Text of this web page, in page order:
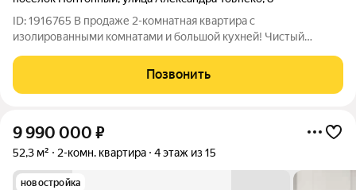
ID: 1916765 В продаже 2-комнатная квартира с
изолированными комнатами и большой кухней! Чистый
компания! Без обременений, взрослый собственник! Звоните,
отвечу на все интересующие вопросы!
Позвонить
9 990 000 ₽
52,3 м² 2-комн. квартира 4 этаж из 15
новостройка